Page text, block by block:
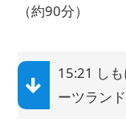
（約90分）
15:21 し
ーツラン